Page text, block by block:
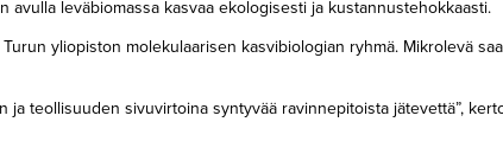
avulla leväbiomassa kasvaa ekologisesti ja kustannustehokkaasti.
yliopiston molekulaarisen kasvibiologian ryhmä. Mikrolevä
teollisuuden sivuvirtoina syntyvää ravinnepitoista jätevettä”,